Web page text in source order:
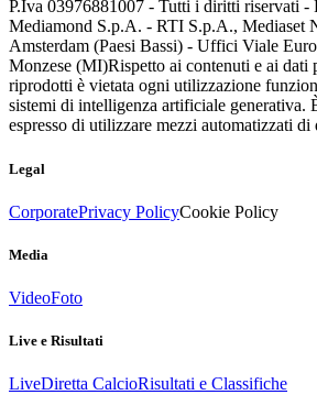
P.Iva 03976881007 - Tutti i diritti riservati -
Mediamond S.p.A. - RTI S.p.A., Mediaset
Amsterdam (Paesi Bassi) - Uffici Viale
Monzese (MI)Rispetto ai contenuti e ai dati
riprodotti è vietata ogni utilizzazione
sistemi di intelligenza artificiale generativa.
espresso di utilizzare mezzi automatizzati di
Legal
CorporatePrivacy PolicyCookie Policy
Media
VideoFoto
Live e Risultati
LiveDiretta CalcioRisultati e Classifiche